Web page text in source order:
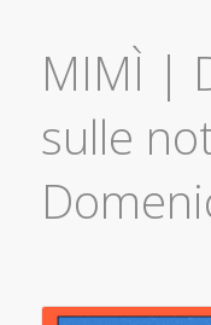
MIMÌ |
sulle